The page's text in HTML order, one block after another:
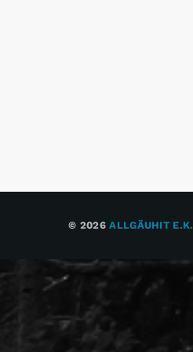
© 2026ALLGÄUHIT E.K.